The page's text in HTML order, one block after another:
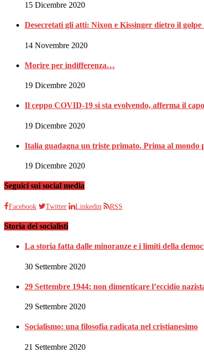
15 Dicembre 2020
Desecretati gli atti: Nixon e Kissinger dietro il golpe
14 Novembre 2020
Morire per indifferenza…
19 Dicembre 2020
Il ceppo COVID-19 si sta evolvendo, afferma il
19 Dicembre 2020
Italia guadagna un triste primato. Prima al mondo
19 Dicembre 2020
Seguici sui social media
Facebook Twitter Linkedin RSS
Storia dei socialisti
La storia fatta dalle minoranze e i limiti della
30 Settembre 2020
29 Settembre 1944: non dimenticare l’eccidio
29 Settembre 2020
Socialismo: una filosofia radicata nel cristianesimo
21 Settembre 2020